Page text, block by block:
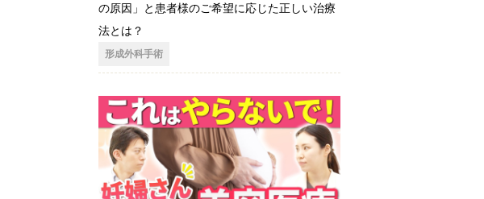
の原因」と患者様のご希望に応じた正しい治療
法とは？
形成外科手術